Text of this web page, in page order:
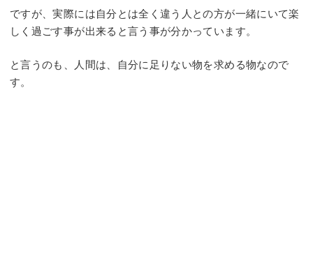
ですが、実際には自分とは全く違う人との方が一緒にいて楽
しく過ごす事が出来ると言う事が分かっています。
と言うのも、人間は、自分に足りない物を求める物なので
す。